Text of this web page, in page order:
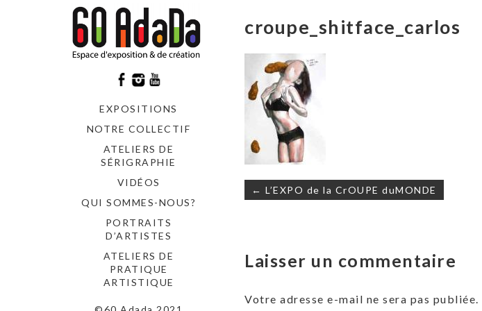
EXPOSITIONS
NOTRE COLLECTIF
ATELIERS DE
SÉRIGRAPHIE
VIDÉOS
QUI SOMMES-NOUS?
PORTRAITS
D’ARTISTES
ATELIERS DE
PRATIQUE
ARTISTIQUE
croupe_shitface_carlos
Navigation
de
← L’EXPO de la CrOUPE duMONDE
Laisser un commentaire
Votre adresse e-mail ne sera pas publiée.